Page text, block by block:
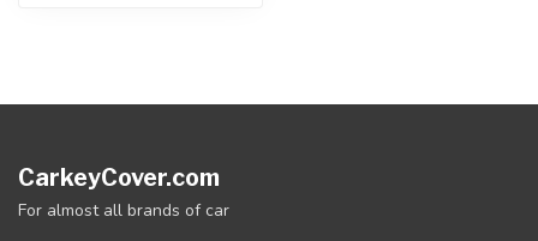
CarkeyCover.com
For almost all brands of car